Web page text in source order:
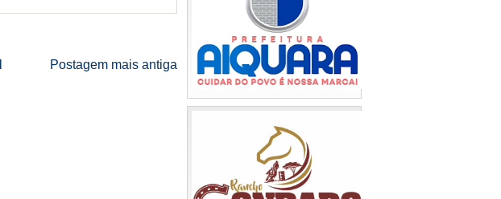
Postagem mais antiga